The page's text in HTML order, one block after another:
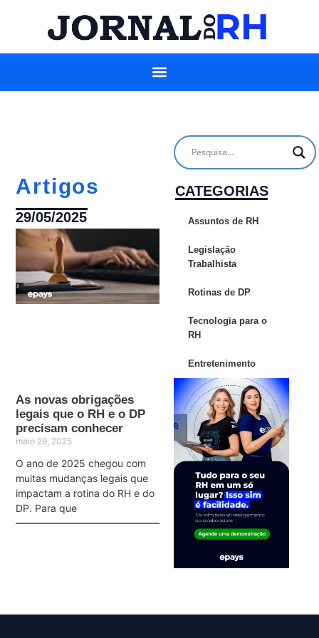
Artigos
29/05/2025
As novas obrigações
legais que o RH e o DP
precisam conhecer
maio 29, 2025
O ano de 2025 chegou com
muitas mudanças legais que
impactam a rotina do RH e do
DP. Para que
CATEGORIAS
Assuntos de RH
Legislação
Trabalhista
Rotinas de DP
Tecnologia para o
RH
Entretenimento